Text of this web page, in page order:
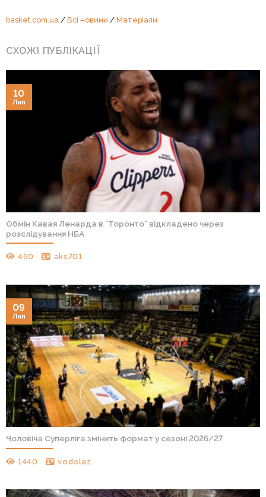
basket.com.ua/ Всі новини / Матеріали
СХОЖІ ПУБЛІКАЦІЇ
Обмін Кавая Ленарда в “Торонто” відкладено через
розслідування НБА
460 aks701
10
Лип
Чоловіча Суперліга змінить формат у сезоні 2026/27
1440 vodolaz
09
Лип